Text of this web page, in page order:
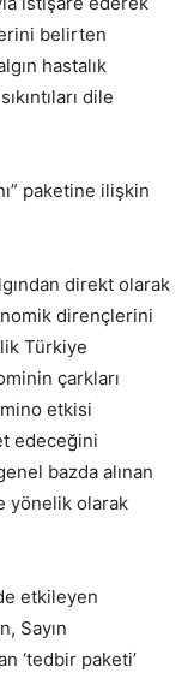
belirten
hastalık
dile
paketine ilişkin
direkt olarak
dirençlerini
Türkiye
çarkları
etkisi
edeceğini
bazda alınan
yönelik olarak
etkileyen
Sayın
‘tedbir paketi’